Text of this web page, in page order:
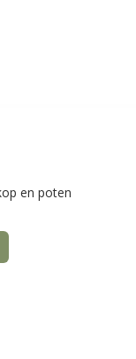
en poten